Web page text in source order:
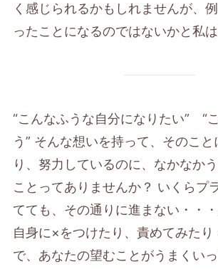
く感じられるかもしれませんが、
ったことになるのではないかと私は
“こんなふうな自分になりたい” “
う” そんな想いを持って、そのこ
り、努力しているのに、なかなか
ことってありませんか？ いくらプ
てても、その通りに進まない・・
自身に×をつけたり、責めてみたり
で、あなたの望むことがうまくい